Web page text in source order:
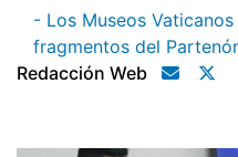
- Los Museos
fragmentos del
Redacción Web